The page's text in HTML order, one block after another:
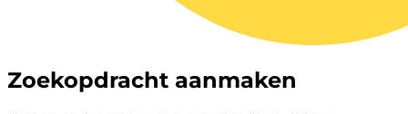
Zoekopdracht aanmaken